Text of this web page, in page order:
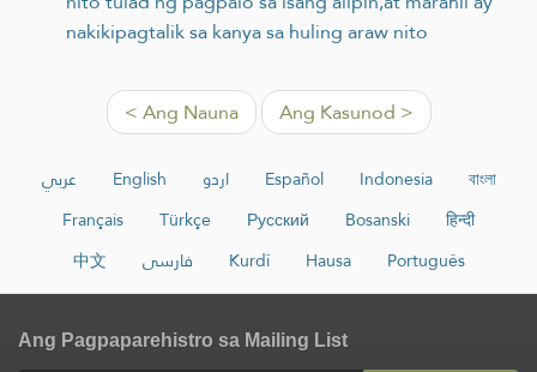
nakikipagtalik sa kanya sa huling araw nito
< Ang Nauna Ang Kasunod >
عربي English اردو Español Indonesia
বাংলা
Français
Türkçe Русский Bosanski
हिन्दी
中文
فارسی Kurdî Hausa Português
Ang Pagpaparehistro sa Mailing List